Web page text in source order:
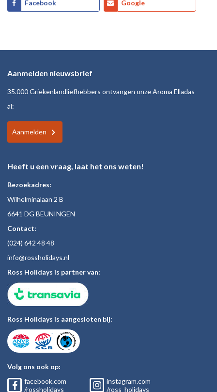
Facebook Google
Aanmelden nieuwsbrief
35.000 Griekenlandliefhebbers ontvangen onze Aroma Elladas
al:
Aanmelden
Heeft u een vraag, laat het ons weten!
Bezoekadres:
Wilhelminalaan 2 B
6641 DG BEUNINGEN
Contact:
(024) 642 48 48
info@rossholidays.nl
Ross Holidays is partner van:
Ross Holidays is aangesloten bij:
Volg ons ook op:
facebook.com
/rossholidays
instagram.com
/ross_holidays